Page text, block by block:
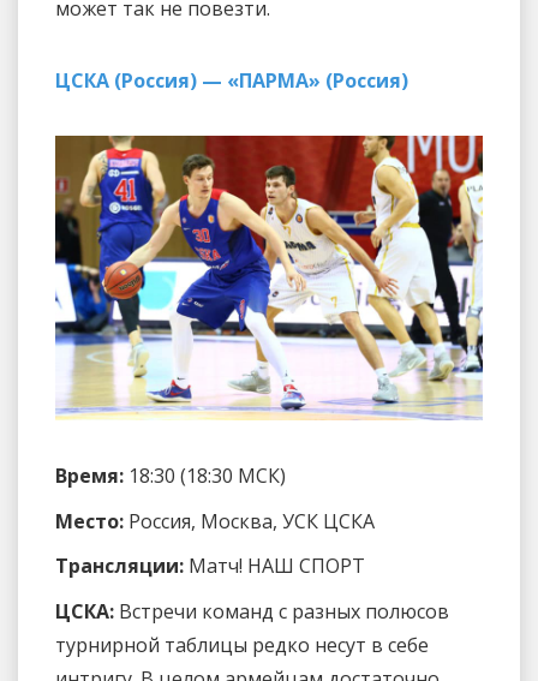
может так не повезти.
ЦСКА (Россия) — «ПАРМА» (Россия)
Время: 18:30 (18:30 МСК)
Место: Россия, Москва, УСК ЦСКА
Трансляции: Матч! НАШ СПОРТ
ЦСКА: Встречи команд с разных полюсов
турнирной таблицы редко несут в себе